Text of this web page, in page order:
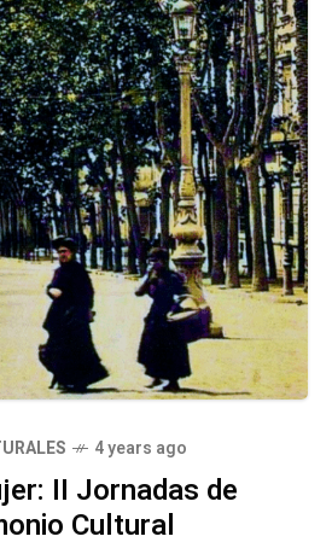
4 years ago
II Jornadas de
Cultural